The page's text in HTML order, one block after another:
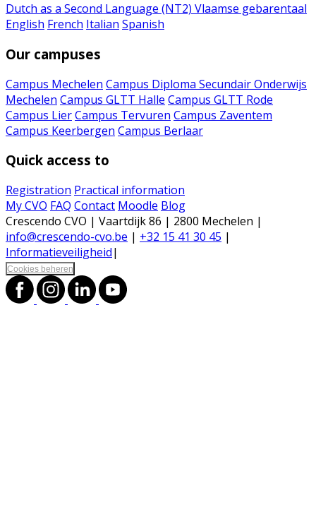
Dutch as a Second Language (NT2) Vlaamse gebarentaal
English French Italian Spanish
Our campuses
Campus Mechelen Campus Diploma Secundair Onderwijs
Mechelen Campus GLTT Halle Campus GLTT Rode
Campus LierCampus Tervuren Campus Zaventem
Campus Keerbergen Campus Berlaar
Quick access to
Registration Practical information
My CVO FAQ Contact Moodle Blog
Crescendo CVO | Vaartdijk 86 | 2800 Mechelen |
info@crescendo-cvo.be | +32 15 41 30 45 |
Informatieveiligheid|
Cookies beheren